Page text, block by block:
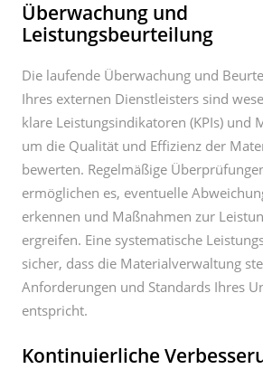
Überwachung und
Leistungsbeurteilung
Die laufende Überwachung und
Ihres externen Dienstleisters sind
klare Leistungsindikatoren (KPIs) und
um die Qualität und Effizienz der
bewerten. Regelmäßige
ermöglichen es, eventuelle
erkennen und Maßnahmen zur
ergreifen. Eine systematische
sicher, dass die Materialverwaltung
Anforderungen und Standards Ihres
entspricht.
Kontinuierliche